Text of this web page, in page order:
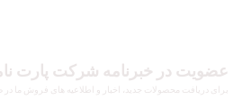
عضویت در خبرنامه شرکت پارت
برای دریافت محصولات جدید، اخبار و اطلاعیه های فروش ما در